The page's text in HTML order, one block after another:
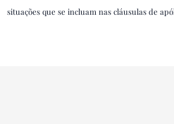
situações que se incluam nas cláusulas de